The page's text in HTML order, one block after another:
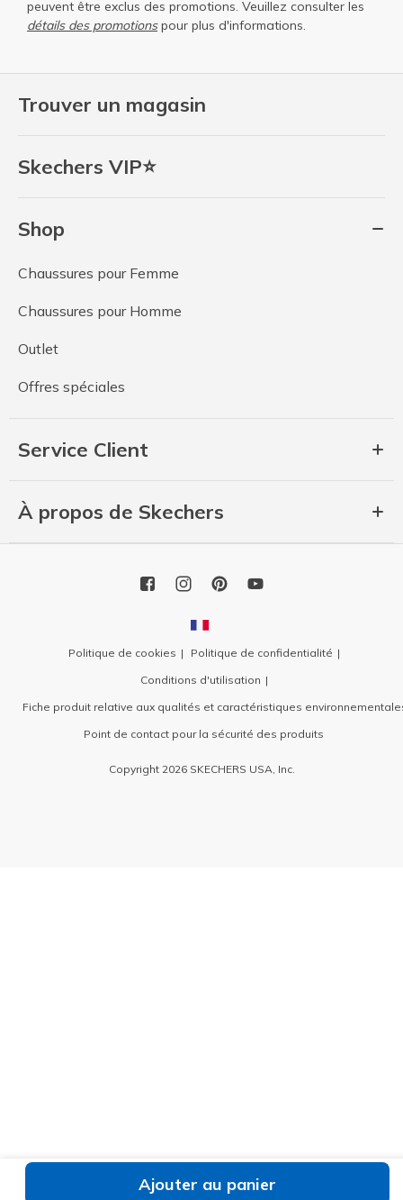
Ajouter au panier
Trouver un magasin
Skechers VIP⭐
Shop
Chaussures pour Femme
Chaussures pour Homme
Outlet
Offres spéciales
Service Client
À propos de Skechers
peuvent être exclus des promotions. Veuillez consulter les
détails des promotionspour plus d'informations.
Politique de cookies
Politique de confidentialité
Conditions d'utilisation
Fiche produit relative aux qualités et caractéristiques
Point de contact pour la sécurité des produits
Copyright 2026 SKECHERS USA, Inc.